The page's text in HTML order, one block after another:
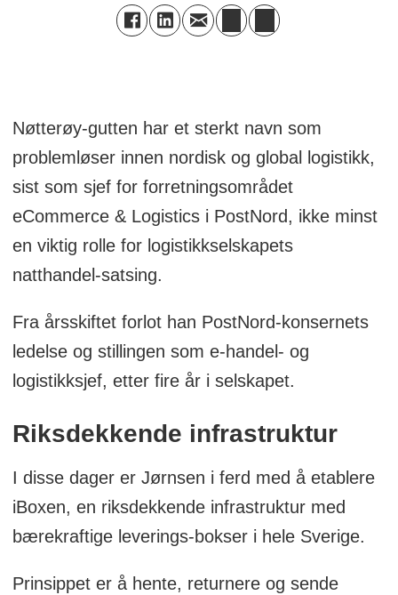
Nøtterøy-gutten har et sterkt navn som
problemløser innen nordisk og global logistikk,
sist som sjef for forretningsområdet
eCommerce & Logistics i PostNord, ikke minst
en viktig rolle for logistikkselskapets
natthandel-satsing.
Fra årsskiftet forlot han PostNord-konsernets
ledelse og stillingen som e-handel- og
logistikksjef, etter fire år i selskapet.
Riksdekkende infrastruktur
I disse dager er Jørnsen i ferd med å etablere
iBoxen, en riksdekkende infrastruktur med
bærekraftige leverings-bokser i hele Sverige.
Prinsippet er å hente, returnere og sende